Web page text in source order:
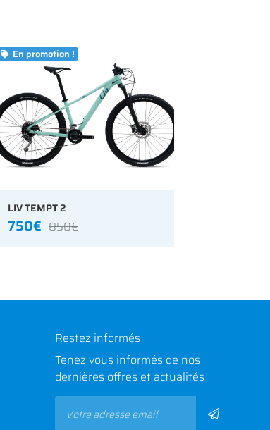
 En promotion !
LIV TEMPT 2
750€ 850€
Restez informés
Tenez vous informés de nos
dernières offres et actualités